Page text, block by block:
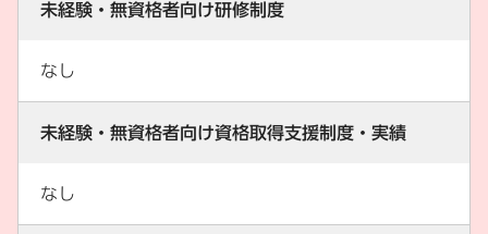
未経験・無資格者向け研修制度
なし
未経験・無資格者向け資格取得支援制度・実績
なし